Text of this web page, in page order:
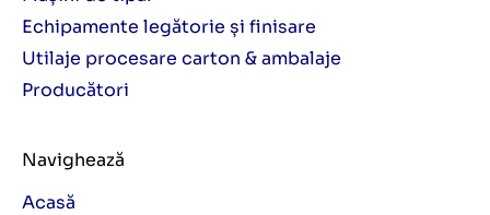
Echipamente legătorie și finisare
Utilaje procesare carton & ambalaje
Producători
Navighează
Acasă